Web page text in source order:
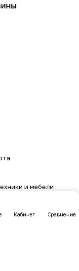
Кабинет Сравнение
и мебели